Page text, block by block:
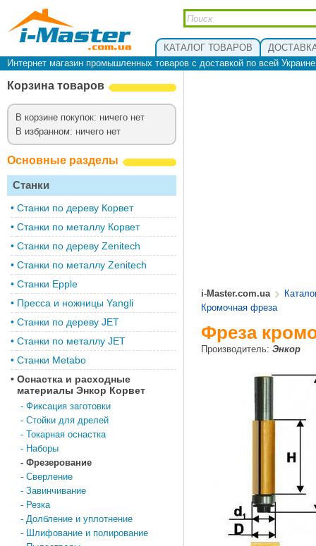
КАТАЛОГ ТОВАРОВ
Интернет магазин промышленных товаров с доставкой по всей
Корзина товаров
В корзине покупок: ничего нет
В избранном: ничего нет
Основные разделы
Станки
• Cтанки по дереву Корвет
• Станки по металлу Корвет
• Cтанки по дереву Zenitech
• Cтанки по металлу Zenitech
• Станки Epple
• Пресса и ножницы Yangli
• Станки по дереву JET
• Станки по металлу JET
• Станки Metabo
• Оснастка и расходные
материалы Энкор Корвет
- Фиксация заготовки
- Стойки для дрелей
- Токарная оснастка
- Наборы
- Фрезерование
- Сверление
- Завинчивание
- Резка
- Долбление и уплотнение
- Шлифование и полирование
i-Master.com.ua
Кромочная фреза
Фреза
Производитель: Энкор